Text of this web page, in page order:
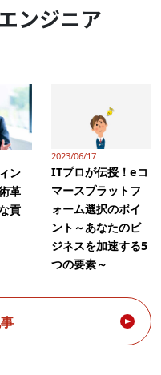
ンジニア
ン
革
貢
2023/06/17
ITプロが伝授！eコ
マースプラットフ
ォーム選択のポイ
ント～あなたのビ
ジネスを加速する5
つの要素～